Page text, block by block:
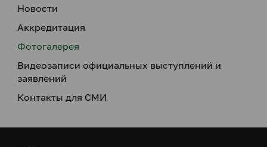
Новости
Аккредитация
Фотогалерея
Видеозаписи официальных выступлений и
заявлений
Контакты для СМИ